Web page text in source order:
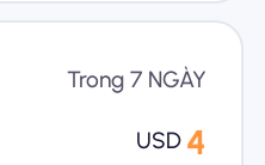
Trong 7 NGÀY
USD 4